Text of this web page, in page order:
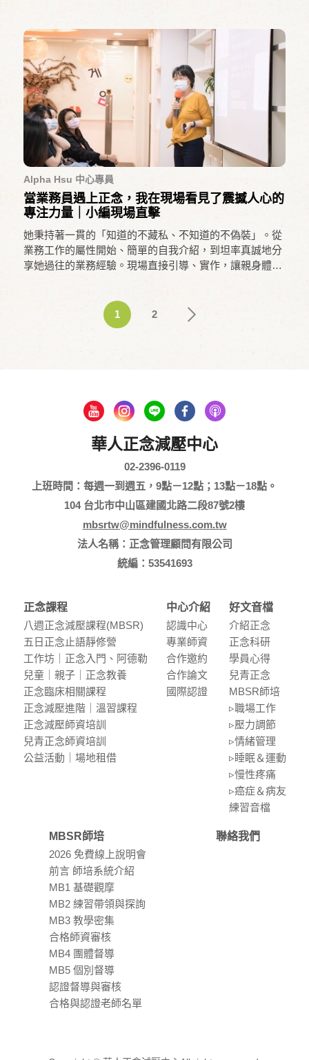
Alpha Hsu 中心專員
當業務員遇上正念，我在現場看見了震撼人心的
專注力量｜小編現場直擊
她秉持著一貫的「知道的不藏私、不知道的不偽裝」。從
業務工作的屬性開始、簡單的自我介紹，到坦率真誠地分
享她過往的業務經驗。現場直接引導、實作，讓親身體驗
1
2
華人正念減壓中心
02-2396-0119
上班時間：每週一到週五，9點－12點；13點－18點。
104 台北市中山區建國北路二段87號2樓
mbsrtw@mindfulness.com.tw
法人名稱：正念管理顧問有限公司
統編：53541693
正念課程
八週正念減壓課程(MBSR)
五⽇正念⽌語靜修營
⼯作坊｜正念入門、阿德勒
兒童｜親⼦｜正念教養
正念臨床相關課程
正念減壓進階｜溫習課程
正念減壓師資培訓
兒青正念師資培訓
公益活動｜場地租借
中心介紹
認識中⼼
專業師資
合作邀約
合作論⽂
國際認證
好文音檔
介紹正念
正念科研
學員⼼得
兒青正念
MBSR師培
▹職場⼯作
▹壓⼒調節
▹情緒管理
▹睡眠＆運動
▹慢性疼痛
▹癌症＆病友
練習⾳檔
MBSR師培
2026 免費線上說明會
前言 師培系統介紹
MB1 基礎觀摩
MB2 練習帶領與探詢
MB3 教學密集
合格師資審核
MB4 團體督導
MB5 個別督導
認證督導與審核
合格與認證老師名單
聯絡我們